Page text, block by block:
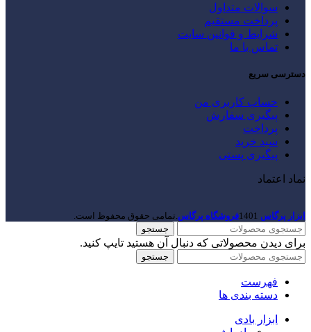
سوالات متداول
پرداخت مستقیم
شرایط و قوانین سایت
تماس با ما
دسترسی سریع
حساب کاربری من
پیگیری سفارش
پرداخت
سبد خرید
پیگیری پستی
نماد اعتماد
ابزار پرگاس 1401فروشگاه پرگاس.تمامی حقوق محفوظ است.
جستجو
برای دیدن محصولاتی که دنبال آن هستید تایپ کنید.
جستجو
فهرست
دسته بندی ها
ابزار بادی